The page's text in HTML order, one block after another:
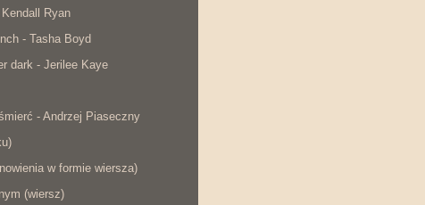
Ryan
- Tasha Boyd
dark - Jerilee Kaye
- Andrzej Piaseczny
w formie wiersza)
(wiersz)